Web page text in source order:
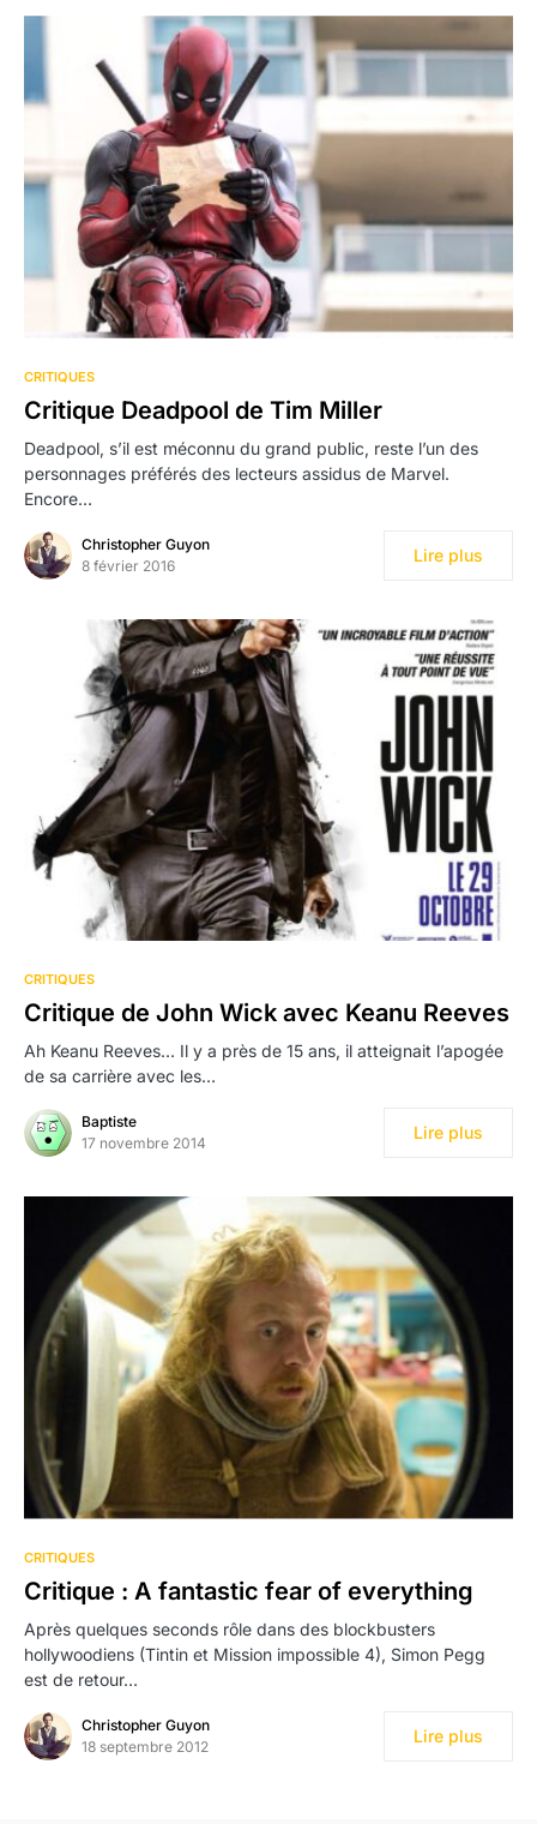
CRITIQUES
Critique Deadpool de Tim Miller
Deadpool, s’il est méconnu du grand public, reste l’un des
personnages préférés des lecteurs assidus de Marvel.
Encore…
Christopher Guyon
8 février 2016
Lire plus
CRITIQUES
Critique de John Wick avec Keanu Reeves
Ah Keanu Reeves… Il y a près de 15 ans, il atteignait l’apogée
de sa carrière avec les…
Baptiste
17 novembre 2014
Lire plus
CRITIQUES
Critique : A fantastic fear of everything
Après quelques seconds rôle dans des blockbusters
hollywoodiens (Tintin et Mission impossible 4), Simon Pegg
est de retour…
Christopher Guyon
18 septembre 2012
Lire plus